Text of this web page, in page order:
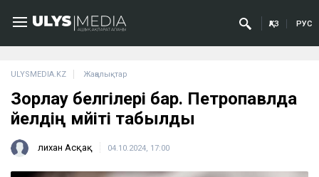
ҚАЗ РУС
ULYSMEDIA.KZ Жаңалықтар
Зорлау белгілері бар. Петропавлда
әйелдің мәйіті табылды
Әлихан Асқақ 04.10.2024, 17:00